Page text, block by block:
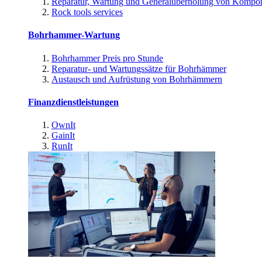
Rock tools services
Bohrhammer-Wartung
Bohrhammer Preis pro Stunde
Reparatur- und Wartungssätze für Bohrhämmer
Austausch und Aufrüstung von Bohrhämmern
Finanzdienstleistungen
OwnIt
GainIt
RunIt